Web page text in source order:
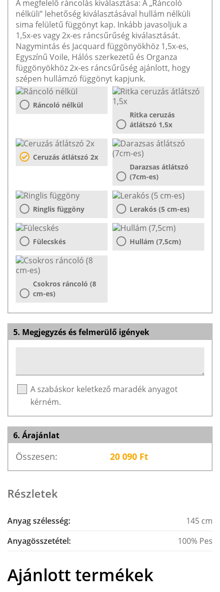
A megfelelő ráncolás kiválasztása: A „Ráncoló
nélküli” lehetőség kiválasztásával hullám nélküli
sima felületű függönyt kap. Inkább javasoljuk a
1,5x-es vagy 2x-es ráncsűrűség kiválasztását.
Nagymintás és Jacquard függönyökhöz 1,5x-es,
Egyszínű Voile, Hálós szerkezetű és Organza
függönyökhöz 2x-es ráncsűrűség ajánlott, hogy
szépen hullámzó függönyt kapjunk.
Ráncoló nélkül
Ritka ceruzás
átlátszó 1,5x
Ceruzás átlátszó 2x
Darazsas átlátszó
(7cm-es)
Ringlis függöny Lerakós (5 cm-es)
Fülecskés Hullám (7,5cm)
Csokros ráncoló (8
cm-es)
5. Megjegyzés és felmerülő igények
A szabáskor keletkező maradék anyagot
kérném.
6. Árajánlat
Összesen: 20 090 Ft
Részletek
Anyag szélesség:
145 cm
Anyagösszetétel:
100% Pes
Ajánlott termékek